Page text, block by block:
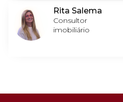
Rita Salema
Consultor
imobiliário